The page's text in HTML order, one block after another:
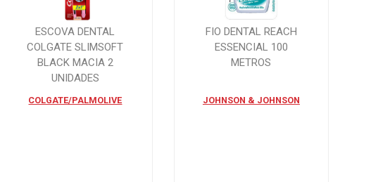
ESCOVA DENTAL
COLGATE SLIMSOFT
BLACK MACIA 2
UNIDADES
COLGATE/PALMOLIVE
FIO DENTAL REACH
ESSENCIAL 100
METROS
JOHNSON & JOHNSON